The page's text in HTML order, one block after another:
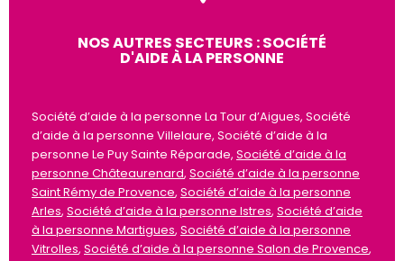
NOS AUTRES SECTEURS : SOCIÉTÉ
D'AIDE À LA PERSONNE
Société d’aide à la personne La Tour d’Aigues, Société
d’aide à la personne Villelaure, Société d’aide à la
personne Le Puy Sainte Réparade, Société d’aide à la
personne Châteaurenard, Société d’aide à la personne
Saint Rémy de Provence, Société d’aide à la personne
Arles, Société d’aide à la personne Istres, Société d’aide
à la personne Martigues, Société d’aide à la personne
Vitrolles, Société d’aide à la personne Salon de Provence,